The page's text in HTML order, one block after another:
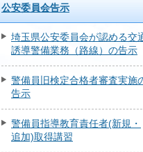
公安委員会告示
埼玉県公安委員会が認める交
誘導警備業務（路線）の告示
警備員旧検定合格者審査実施
告示
警備員指導教育責任者(新規・
追加)取得講習